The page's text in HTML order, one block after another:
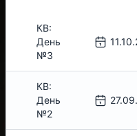
КВ:
День
№3
КВ:
День
№2